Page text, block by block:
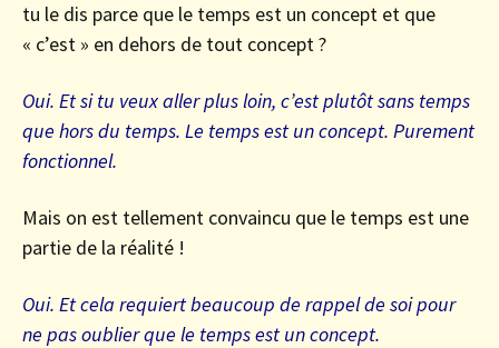
tu le dis parce que le temps est un concept et que
« c’est » en dehors de tout concept ?
Oui. Et si tu veux aller plus loin, c’est plutôt sans temps
que hors du temps. Le temps est un concept. Purement
fonctionnel.
Mais on est tellement convaincu que le temps est une
partie de la réalité !
Oui. Et cela requiert beaucoup de rappel de soi pour
ne pas oublier que le temps est un concept.